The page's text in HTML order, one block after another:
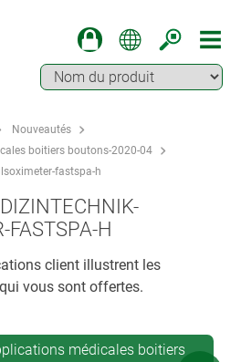
Nouveautés
boitiers boutons-2020-04
fastspa-h
FASTSPA-H
client illustrent les
vous sont offertes.
médicales boitiers